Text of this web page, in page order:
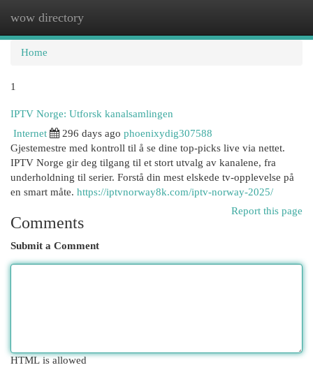
wow directory
Home
1
IPTV Norge: Utforsk kanalsamlingen
Internet
296 days ago phoenixydig307588
Gjestemestre med kontroll til å se dine top-picks live via nettet.
IPTV Norge gir deg tilgang til et stort utvalg av kanalene, fra
underholdning til serier. Forstå din mest elskede tv-opplevelse på
en smart måte. https://iptvnorway8k.com/iptv-norway-2025/
Report this page
Comments
Submit a Comment
HTML is allowed